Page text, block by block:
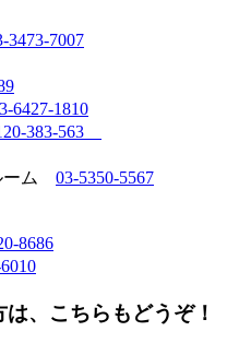
3473-7007
6427-1810
383-563
ーム 03-5350-5567
8686
、こちらもどうぞ！